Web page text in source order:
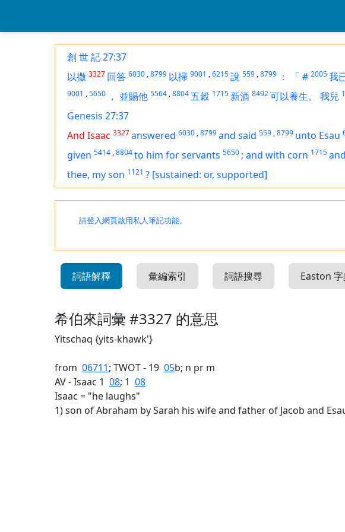
創 世 記 27:37
以撒 3327 回答 6030 ,8799 以掃 9001 ,6215說 559 ,8799 ： 「 # 2005我
9001 ,5650 ， 並賜他 5564 ,8804五穀 1715 新酒 8492可以養生。 我兒
Genesis 27:37
And Isaac 3327answered 6030 ,8799and said 559 ,8799 unto Esau
given 5414 ,8804to him for servants 5650 ; and with corn 1715
thee, my son 1121 ? [sustained: or, supported]
請登入網頁啟用私人筆記功能。
詞語解釋 彙編索引 詞語搜尋 Easton
希伯來詞彙 #3327 的意思
Yitschaq {yits-khawk'}
from 06711; TWOT - 19 05b; n pr m
AV - Isaac 1 08; 1 08
Isaac = "he laughs"
1) son of Abraham by Sarah his wife and father of Jacob and